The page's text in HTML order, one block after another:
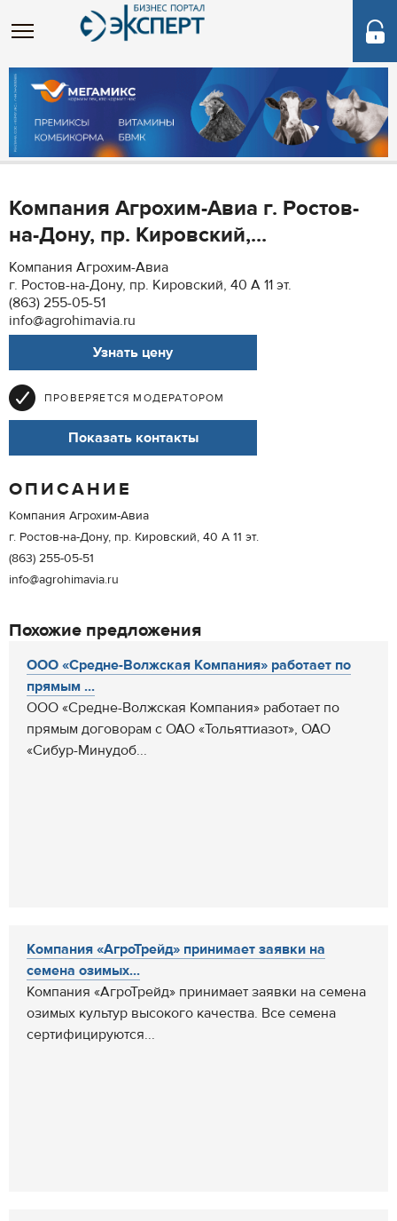
Компания Агрохим-Авиа г. Ростов-
на-Дону, пр. Кировский,...
Компания Агрохим-Авиа
г. Ростов-на-Дону, пр. Кировский, 40 А 11 эт.
(863) 255-05-51
info@agrohimavia.ru
Узнать цену
ПРОВЕРЯЕТСЯ МОДЕРАТОРОМ
Показать контакты
ОПИСАНИЕ
Компания Агрохим-Авиа
г. Ростов-на-Дону, пр. Кировский, 40 А 11 эт.
(863) 255-05-51
info@agrohimavia.ru
Похожие предложения
ООО «Средне-Волжская Компания» работает по
прямым ...
ООО «Средне-Волжская Компания» работает по
прямым договорам с ОАО «Тольяттиазот», ОАО
«Сибур-Минудоб...
Компания «АгроТрейд» принимает заявки на
семена озимых...
Компания «АгроТрейд» принимает заявки на семена
озимых культур высокого качества. Все семена
сертифицируются...